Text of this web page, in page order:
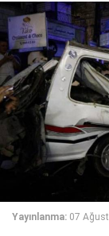
Yayınlanma: 07